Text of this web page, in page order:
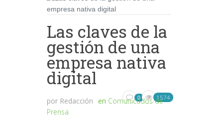
Las claves de la
gestión de una
empresa nativa
digital
por Redacción en Comunicados de
Prensa
0 1574